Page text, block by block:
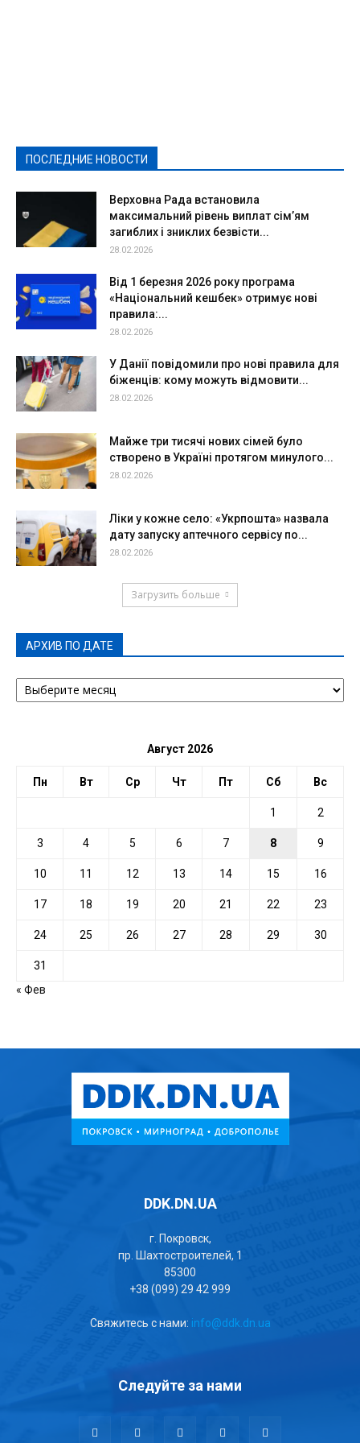
ПОСЛЕДНИЕ НОВОСТИ
Верховна Рада встановила
максимальний рівень виплат сім’ям
загиблих і зниклих безвісти...
28.02.2026
Від 1 березня 2026 року програма
«Національний кешбек» отримує нові
правила:...
28.02.2026
У Данії повідомили про нові правила для
біженців: кому можуть відмовити...
28.02.2026
Майже три тисячі нових сімей було
створено в Україні протягом минулого...
28.02.2026
Ліки у кожне село: «Укрпошта» назвала
дату запуску аптечного сервісу по...
28.02.2026
Загрузить больше
АРХИВ ПО ДАТЕ
АРХИВ
ПО
Август 2026
Пн Вт Ср Чт Пт Сб Вс
1 2
3 4 5 6 7 8 9
10 11 12 13 14 15 16
17 18 19 20 21 22 23
24 25 26 27 28 29 30
31
« Фев
DDK.DN.UA
г. Покровск,
пр. Шахтостроителей, 1
85300
+38 (099) 29 42 999
Свяжитесь с нами: info@ddk.dn.ua
Следуйте за нами